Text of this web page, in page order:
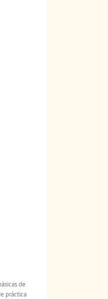
de
práctica